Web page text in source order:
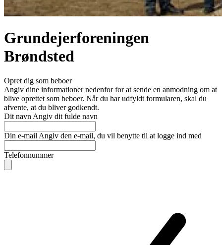
Grundejerforeningen
Brøndsted
Opret dig som beboer
Angiv dine informationer nedenfor for at sende en anmodning om at
blive oprettet som beboer. Når du har udfyldt formularen, skal du
afvente, at du bliver godkendt.
Dit navn Angiv dit fulde navn
Din e-mail Angiv den e-mail, du vil benytte til at logge ind med
Telefonnummer